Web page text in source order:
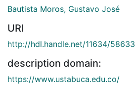
Bautista Moros, Gustavo José
URI
http://hdl.handle.net/11634/58633
description domain:
https://www.ustabuca.edu.co/